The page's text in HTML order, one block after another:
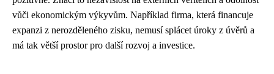
vůči ekonomickým výkyvům. Například firma, která financuje
expanzi z nerozděleného zisku, nemusí splácet úroky z úvěrů a
má tak větší prostor pro další rozvoj a investice.